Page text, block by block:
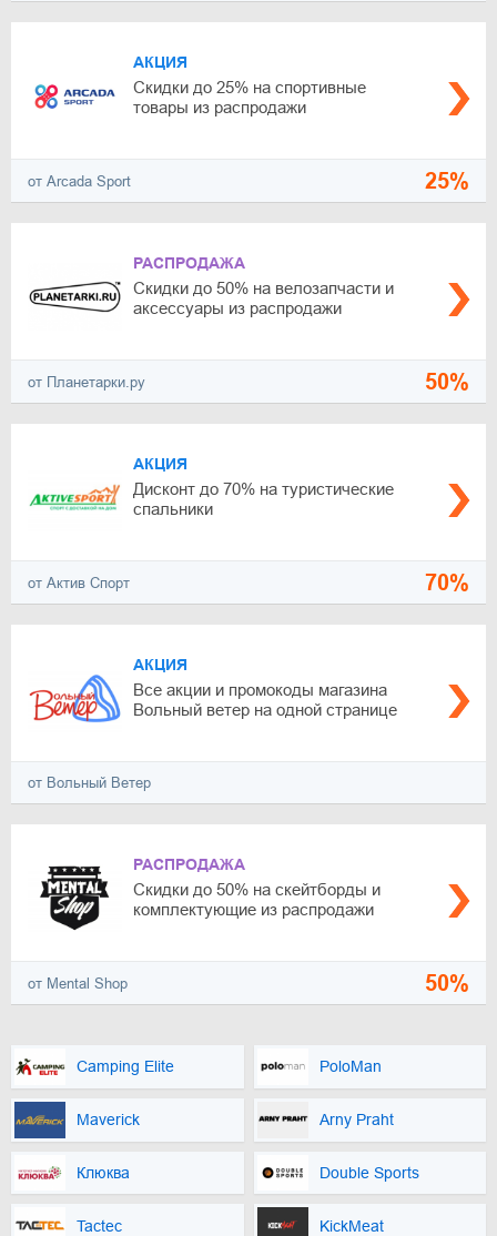
АКЦИЯ
Скидки до 25% на спортивные
товары из распродажи
от Arcada Sport 25%
РАСПРОДАЖА
Скидки до 50% на велозапчасти и
аксессуары из распродажи
от Планетарки.ру 50%
АКЦИЯ
Дисконт до 70% на туристические
спальники
от Актив Спорт 70%
АКЦИЯ
Все акции и промокоды магазина
Вольный ветер на одной странице
от Вольный Ветер
РАСПРОДАЖА
Скидки до 50% на скейтборды и
комплектующие из распродажи
от Mental Shop 50%
Camping Elite PoloMan
Maverick Arny Praht
Клюква Double Sports
Tactec KickMeat